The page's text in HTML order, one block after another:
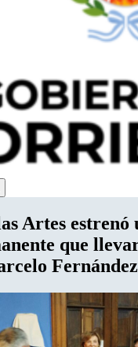
Artes estrenó
que
Fernández